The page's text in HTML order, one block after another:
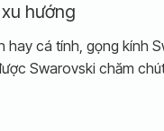
hướng
hay cá tính, gọng kính
Swarovski chăm